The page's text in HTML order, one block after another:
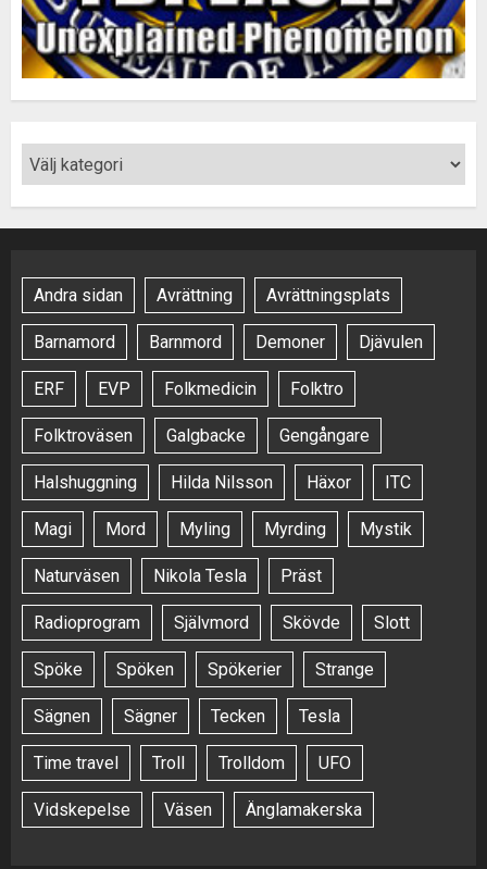
Andra sidan Avrättning Avrättningsplats
Barnamord Barnmord Demoner Djävulen
ERF EVP Folkmedicin Folktro
Folktroväsen Galgbacke Gengångare
Halshuggning Hilda Nilsson Häxor ITC
Magi Mord Myling Myrding Mystik
Naturväsen Nikola Tesla Präst
Radioprogram Självmord Skövde Slott
Spöke Spöken Spökerier Strange
Sägnen Sägner Tecken Tesla
Time travel Troll Trolldom UFO
Vidskepelse Väsen Änglamakerska